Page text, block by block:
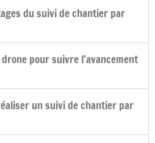
du suivi de chantier par
pour suivre l’avancement
un suivi de chantier par